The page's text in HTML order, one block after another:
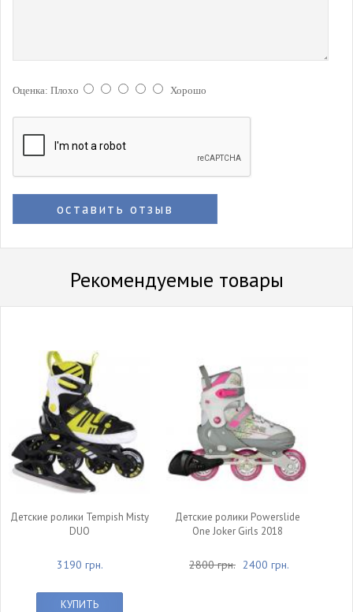
Оценка: Плохо Хорошо
оставить отзыв
Рекомендуемые товары
Детские ролики Tempish Misty
DUO
3190 грн.
КУПИТЬ
Детские ролики Powerslide
One Joker Girls 2018
2800 грн. 2400 грн.